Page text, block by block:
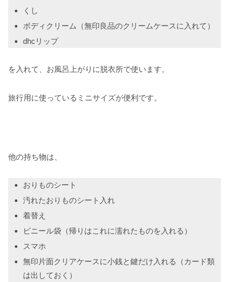
くし
ボディクリーム（無印良品のクリームケースに入れて）
dhcリップ
を入れて、お風呂上がりに脱衣所で使います。
旅行用に使っているミニサイズが便利です。
他の持ち物は、
おりものシート
汚れたおりものシート入れ
着替え
ビニール袋（帰りはこれに濡れたものを入れる）
スマホ
無印片面クリアケースに小銭と鍵だけ入れる（カード類
は出しておく）